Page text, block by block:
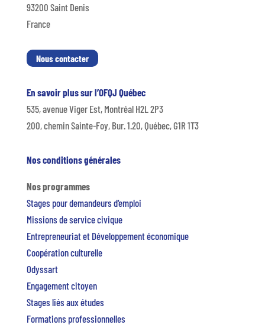
93200 Saint Denis
France
Nous contacter
En savoir plus sur l’OFQJ Québec
535, avenue Viger Est, Montréal H2L 2P3
200, chemin Sainte-Foy, Bur. 1.20, Québec, G1R 1T3
Nos conditions générales
Nos programmes
Stages pour demandeurs d’emploi
Missions de service civique
Entrepreneuriat et Développement économique
Coopération culturelle
Odyssart
Engagement citoyen
Stages liés aux études
Formations professionnelles